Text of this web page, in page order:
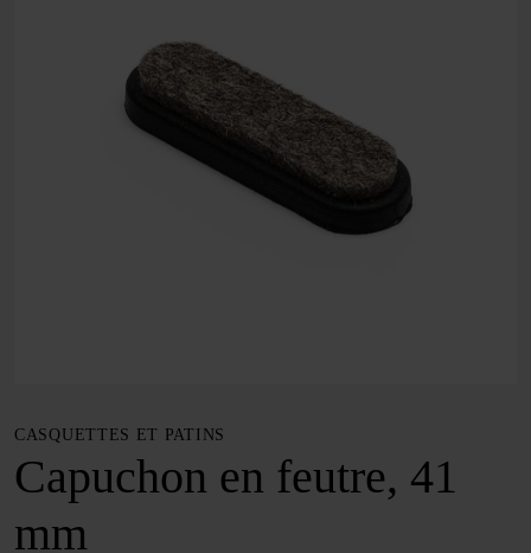
CASQUETTES ET PATINS
Capuchon en feutre, 41
mm